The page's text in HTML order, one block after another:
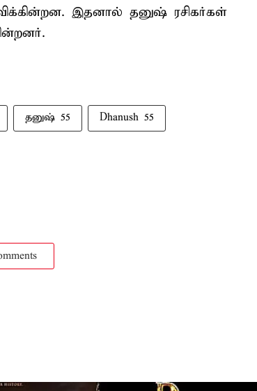
இதனால் தனுஷ் ரசிகர்கள்
தனுஷ் 55 Dhanush 55